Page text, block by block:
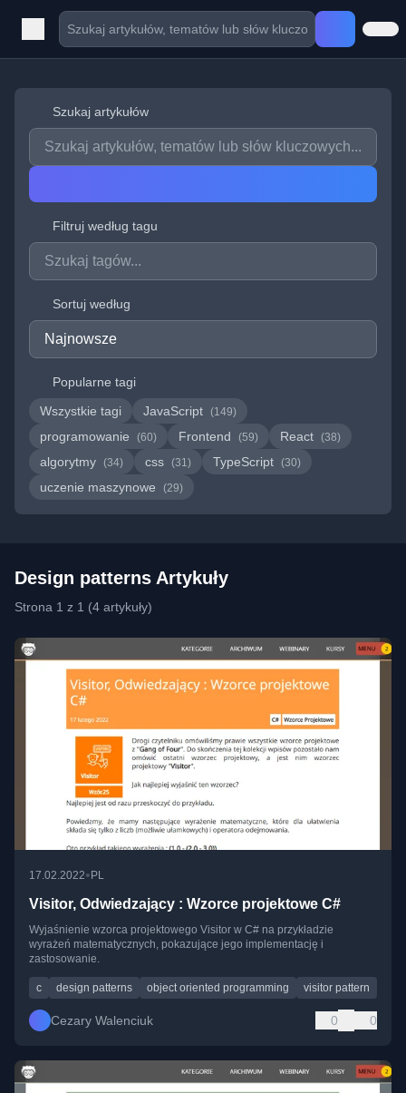
Szukaj artykułów
Filtruj według tagu
Sortuj według
Popularne tagi
Wszystkie tagi
JavaScript (149)
programowanie (60) Frontend (59) React (38)
algorytmy (34) css (31) TypeScript (30)
uczenie maszynowe (29)
Design patterns Artykuły
Strona 1 z 1 (4 artykuły)
17.02.2022• PL
Visitor, Odwiedzający : Wzorce projektowe C#
Wyjaśnienie wzorca projektowego Visitor w C# na przykładzie
wyrażeń matematycznych, pokazujące jego implementację i
zastosowanie.
c design patterns object oriented programming visitor pattern
Cezary Walenciuk 0 0